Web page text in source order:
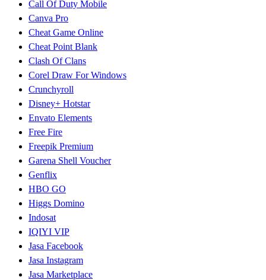
Call Of Duty Mobile
Canva Pro
Cheat Game Online
Cheat Point Blank
Clash Of Clans
Corel Draw For Windows
Crunchyroll
Disney+ Hotstar
Envato Elements
Free Fire
Freepik Premium
Garena Shell Voucher
Genflix
HBO GO
Higgs Domino
Indosat
IQIYI VIP
Jasa Facebook
Jasa Instagram
Jasa Marketplace